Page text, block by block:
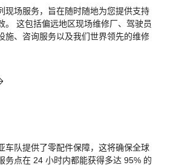
现场服务，旨在随时随地为您提供支持
。 这包括偏远地区现场维修厂、驾驶员
施、咨询服务以及我们世界领先的维修
车队提供了零配件保障，这将确保全球
务点在 24 小时内都能获得多达 95% 的